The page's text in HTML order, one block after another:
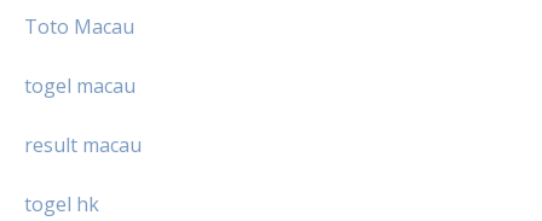
Toto Macau
togel macau
result macau
togel hk